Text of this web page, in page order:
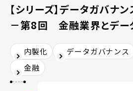
【シリーズ】データガバナ
－第8回 金融業界とデー
内製化 データガバナンス
金融